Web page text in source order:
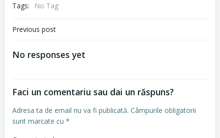
Tags:
No Tag
Navigare
articole
Previous post
No responses yet
Faci un comentariu sau dai un răspuns?
Adresa ta de email nu va fi publicată. Câmpurile obligatorii
sunt marcate cu *